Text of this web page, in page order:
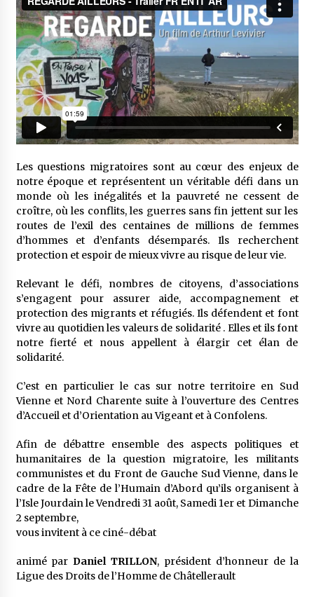
Les questions migratoires sont au cœur des enjeux de
notre époque et représentent un véritable défi dans un
monde où les inégalités et la pauvreté ne cessent de
croître, où les conflits, les guerres sans fin jettent sur les
routes de l’exil des centaines de millions de femmes
d’hommes et d’enfants désemparés. Ils recherchent
protection et espoir de mieux vivre au risque de leur vie.
Relevant le défi, nombres de citoyens, d’associations
s’engagent pour assurer aide, accompagnement et
protection des migrants et réfugiés. Ils défendent et font
vivre au quotidien les valeurs de solidarité . Elles et ils font
notre fierté et nous appellent à élargir cet élan de
solidarité.
C’est en particulier le cas sur notre territoire en Sud
Vienne et Nord Charente suite à l’ouverture des Centres
d’Accueil et d’Orientation au Vigeant et à Confolens.
Afin de débattre ensemble des aspects politiques et
humanitaires de la question migratoire, les militants
communistes et du Front de Gauche Sud Vienne, dans le
cadre de la Fête de l’Humain d’Abord qu’ils organisent à
l’Isle Jourdain le Vendredi 31 août, Samedi 1er et Dimanche
2 septembre,
vous invitent à ce ciné-débat
animé parDaniel TRILLON, président d’honneur de la
Ligue des Droits de l’Homme de Châtellerault